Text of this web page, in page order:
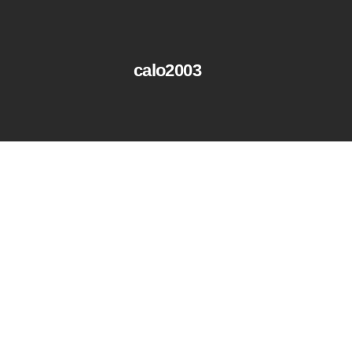
calo2003